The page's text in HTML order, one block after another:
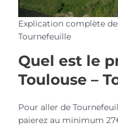
Explication complète
Tournefeuille
Quel est le
Toulouse –
Pour aller de
paierez au minimum